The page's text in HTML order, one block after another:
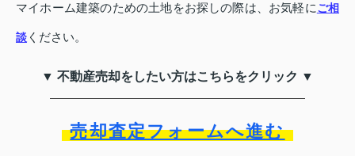
マイホーム建築のための土地をお探しの際は、お気軽にご相
談 ください。
▼ 不動産売却をしたい方はこちらをクリック ▼
売却査定フォームへ進む